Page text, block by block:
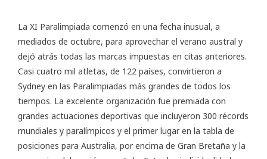
La XI Paralimpiada comenzó en una fecha inusual, a
mediados de octubre, para aprovechar el verano austral y
dejó atrás todas las marcas impuestas en citas anteriores.
Casi cuatro mil atletas, de 122 países, convirtieron a
Sydney en las Paralimpiadas más grandes de todos los
tiempos. La excelente organización fue premiada con
grandes actuaciones deportivas que incluyeron 300 récords
mundiales y paralímpicos y el primer lugar en la tabla de
posiciones para Australia, por encima de Gran Bretaña y la